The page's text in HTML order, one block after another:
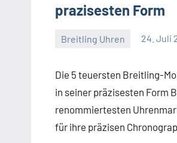
prazisesten Form
Breitling Uhren 24. Juli
Navitimer
Die 5 teuersten Breitling-
in seiner präzisesten Form
renommiertesten
für ihre präzisen